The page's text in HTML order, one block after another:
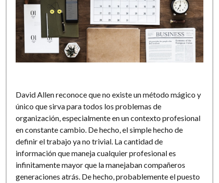
David Allen reconoce que no existe un método mágico y
único que sirva para todos los problemas de
organización, especialmente en un contexto profesional
en constante cambio. De hecho, el simple hecho de
definir el trabajo ya no trivial. La cantidad de
información que maneja cualquier profesional es
infinitamente mayor que la manejaban compañeros
generaciones atrás. De hecho, probablemente el puesto